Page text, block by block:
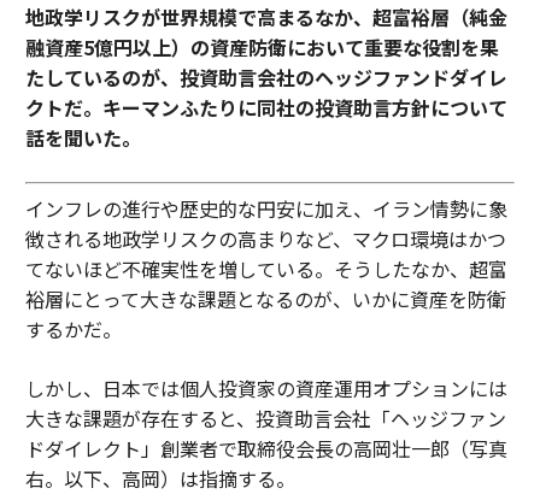
地政学リスクが世界規模で高まるなか、超富裕層（純金
融資産5億円以上）の資産防衛において重要な役割を果
たしているのが、投資助言会社のヘッジファンドダイレ
クトだ。キーマンふたりに同社の投資助言方針について
話を聞いた。
インフレの進行や歴史的な円安に加え、イラン情勢に象
徴される地政学リスクの高まりなど、マクロ環境はかつ
てないほど不確実性を増している。そうしたなか、超富
裕層にとって大きな課題となるのが、いかに資産を防衛
するかだ。
しかし、日本では個人投資家の資産運用オプションには
大きな課題が存在すると、投資助言会社「ヘッジファン
ドダイレクト」創業者で取締役会長の高岡壮一郎（写真
右。以下、高岡）は指摘する。